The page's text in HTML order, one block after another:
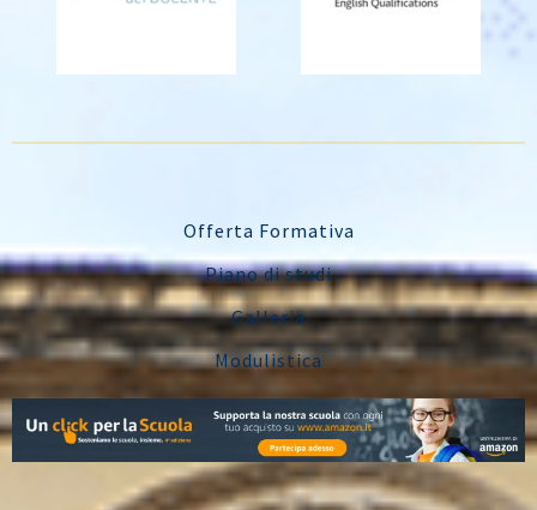
Offerta Formativa
Piano di studi
Galleria
Modulistica